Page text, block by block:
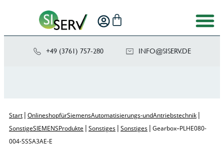
+49 (3761) 757-280 ED.VRE
SIS@OF
NI
Start | Onlineshop für Siemens Automatisierungs- und Antriebstechnik |
Sonstige SIEMENS Produkte | Sonstiges | Sonstiges | Gearbox – PLHE080-
004-SSSA3AE-E